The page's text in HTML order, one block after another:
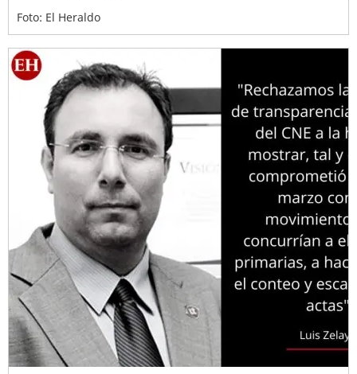
Foto: El Heraldo